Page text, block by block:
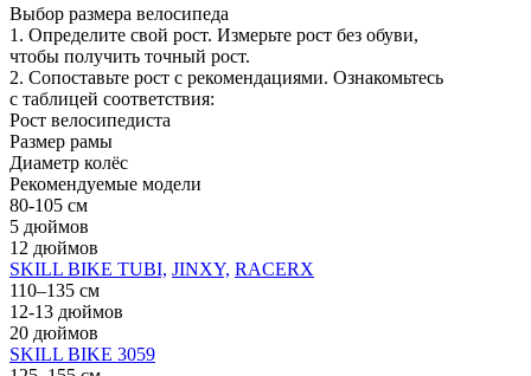
Выбор размера велосипеда
1. Определите свой рост. Измерьте рост без обуви,
чтобы получить точный рост.
2. Сопоставьте рост с рекомендациями. Ознакомьтесь
с таблицей соответствия:
Рост велосипедиста
Размер рамы
Диаметр колёс
Рекомендуемые модели
80-105 см
5 дюймов
12 дюймов
SKILL BIKE TUBI, JINXY, RACERX
110–135 см
12-13 дюймов
20 дюймов
SKILL BIKE 3059